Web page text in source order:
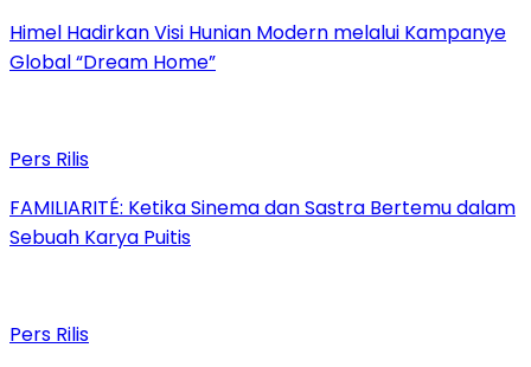
Himel Hadirkan Visi Hunian Modern melalui Kampanye
Global “Dream Home”
Pers Rilis
FAMILIARITÉ: Ketika Sinema dan Sastra Bertemu dalam
Sebuah Karya Puitis
Pers Rilis